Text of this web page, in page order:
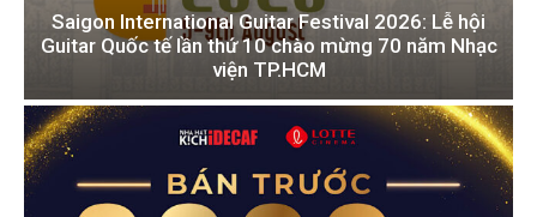
Saigon International Guitar Festival 2026: Lễ hội
Guitar Quốc tế lần thứ 10 chào mừng 70 năm Nhạc
viện TP.HCM